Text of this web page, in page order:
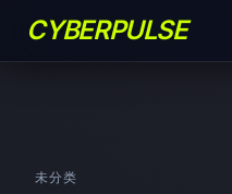
CYBERPULSE
未分类